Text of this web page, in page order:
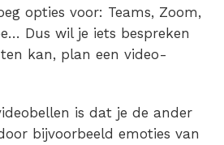
opties voor: Teams, Zoom,
Dus wil je iets bespreken
kan, plan een video-
is dat je de ander
bijvoorbeeld emoties van